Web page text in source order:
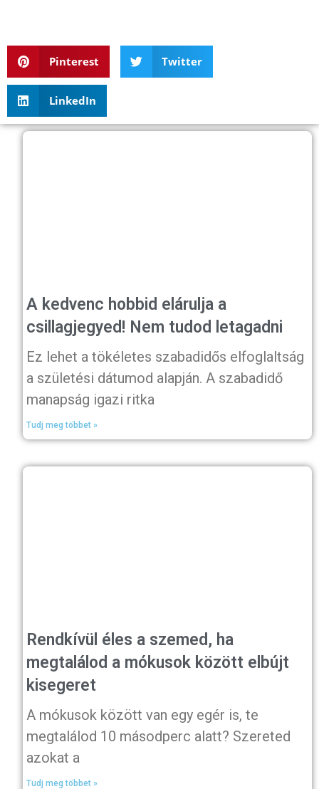
Pinterest Twitter
LinkedIn
A kedvenc hobbid elárulja a
csillagjegyed! Nem tudod letagadni
Ez lehet a tökéletes szabadidős elfoglaltság
a születési dátumod alapján. A szabadidő
manapság igazi ritka
Tudj meg többet »
Rendkívül éles a szemed, ha
megtalálod a mókusok között elbújt
kisegeret
A mókusok között van egy egér is, te
megtalálod 10 másodperc alatt? Szereted
azokat a
Tudj meg többet »